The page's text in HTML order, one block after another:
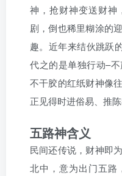
神，抢财神变送财神
剧，倒也稀里糊涂的
趣。近年来结伙跳跃
代之的是单独行动–
不干胶的红纸财神像
正见得时进俗易、推陈
五路神含义
民间还传说，财神即
北中，意为出门五路